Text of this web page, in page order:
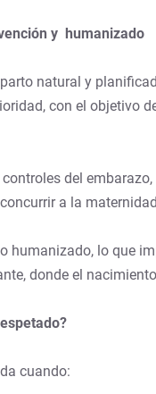
y humanizado
natural y
con el objetivo
del
a la
humanizado, lo que
donde el
cuando: